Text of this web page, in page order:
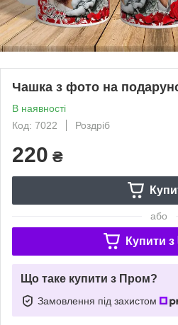
Чашка з фото на
В наявності
Код: 7022
Роздріб
220 ₴
або
Купити з
Що таке купити з Пром?
Замовлення під захистом